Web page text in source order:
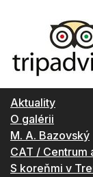
Aktuality
O galérii
M. A. Bazovský
CAT / Centrum
S koreňmi v